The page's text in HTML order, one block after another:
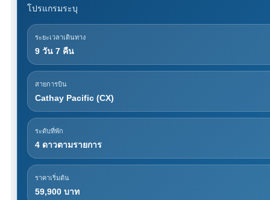
โปรแกรมระบุ
ระยะเวลาเดินทาง
9 วัน 7 คืน
สายการบิน
Cathay Pacific (CX)
ระดับที่พัก
4 ดาวตามรายการ
ราคาเริ่มต้น
59,900 บาท